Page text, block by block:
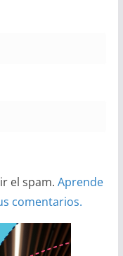
el spam. Aprende
comentarios.